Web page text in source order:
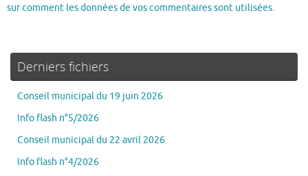
sur comment les données de vos commentaires sont utilisées.
Derniers fichiers
Conseil municipal du 19 juin 2026
Info flash n°5/2026
Conseil municipal du 22 avril 2026
Info flash n°4/2026